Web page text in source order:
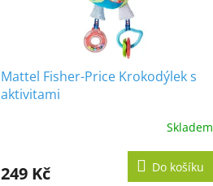
Mattel Fisher-Price Krokodýlek s
aktivitami
Skladem
249 Kč Do košíku